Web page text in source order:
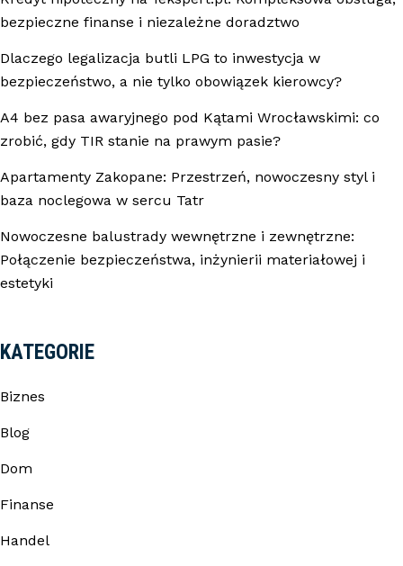
bezpieczne finanse i niezależne doradztwo
Dlaczego legalizacja butli LPG to inwestycja w
bezpieczeństwo, a nie tylko obowiązek kierowcy?
A4 bez pasa awaryjnego pod Kątami Wrocławskimi: co
zrobić, gdy TIR stanie na prawym pasie?
Apartamenty Zakopane: Przestrzeń, nowoczesny styl i
baza noclegowa w sercu Tatr
Nowoczesne balustrady wewnętrzne i zewnętrzne:
Połączenie bezpieczeństwa, inżynierii materiałowej i
estetyki
KATEGORIE
Biznes
Blog
Dom
Finanse
Handel